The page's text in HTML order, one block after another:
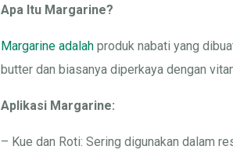
Apa Itu Margarine?
Margarine adalah produk nabati yang
butter dan biasanya diperkaya dengan
Aplikasi Margarine:
– Kue dan Roti: Sering digunakan dalam